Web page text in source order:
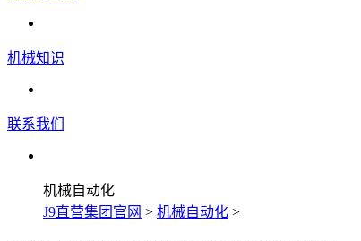
机械知识
联系我们
机械自动化
J9直营集团官网 > 机械自动化 >